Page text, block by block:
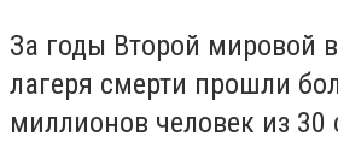
За годы Второй мировой
лагеря смерти прошли
миллионов человек из 30